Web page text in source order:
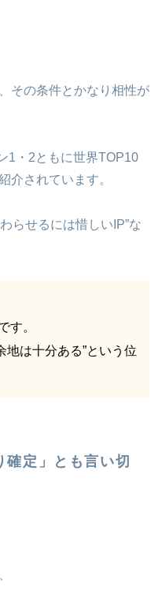
その条件とかなり相性が
1・2ともに世界TOP10
介されています。
らせるには惜しいIP”な
す。
地は十分ある”という位
定」とも言い切